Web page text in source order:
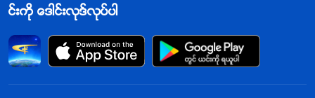
င္းကို ေဒါင္းလုဒ္လုပ္ပါ